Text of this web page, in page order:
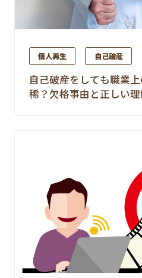
個人再生 自己破産
自己破産をしても職業
稀？欠格事由と正しい